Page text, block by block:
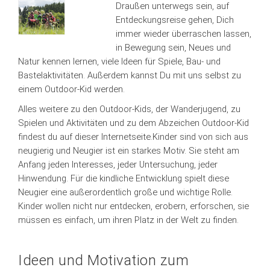
Draußen unterwegs sein, auf
Entdeckungsreise gehen, Dich
immer wieder überraschen lassen,
in Bewegung sein, Neues und
Natur kennen lernen, viele Ideen für Spiele, Bau- und
Bastelaktivitäten. Außerdem kannst Du mit uns selbst zu
einem Outdoor-Kid werden.
Alles weitere zu den Outdoor-Kids, der Wanderjugend, zu
Spielen und Aktivitäten und zu dem Abzeichen Outdoor-Kid
findest du auf dieser Internetseite.Kinder sind von sich aus
neugierig und Neugier ist ein starkes Motiv. Sie steht am
Anfang jeden Interesses, jeder Untersuchung, jeder
Hinwendung. Für die kindliche Entwicklung spielt diese
Neugier eine außerordentlich große und wichtige Rolle.
Kinder wollen nicht nur entdecken, erobern, erforschen, sie
müssen es einfach, um ihren Platz in der Welt zu finden.
Ideen und Motivation zum